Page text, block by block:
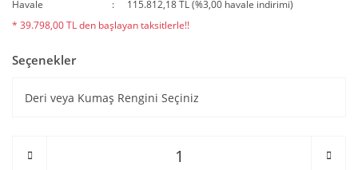
Havale
115.812,18 TL (%3,00 havale indirimi)
* 39.798,00 TL den başlayan taksitlerle!!
Seçenekler